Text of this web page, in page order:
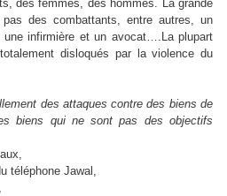
des femmes, des hommes. La grande
des combattants, entre autres, un
infirmière et un avocat….La plupart
disloqués par la violence du
des attaques contre des biens de
biens qui ne sont pas des objectifs
téléphone Jawal,